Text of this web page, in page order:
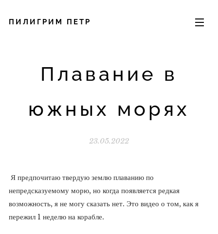
ПИЛИГРИМ ПЕТР
Плавание в
южных морях
23.05.2022
Я предпочитаю твердую землю плаванию по
непредсказуемому морю, но когда появляется редкая
возможность, я не могу сказать нет. Это видео о том, как я
пережил 1 неделю на корабле.